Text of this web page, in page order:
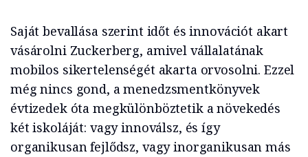
Saját bevallása szerint időt és innovációt akart
vásárolni Zuckerberg, amivel vállalatának
mobilos sikertelenségét akarta orvosolni. Ezzel
még nincs gond, a menedzsmentkönyvek
évtizedek óta megkülönböztetik a növekedés
két iskoláját: vagy innoválsz, és így
organikusan fejlődsz, vagy inorganikusan más